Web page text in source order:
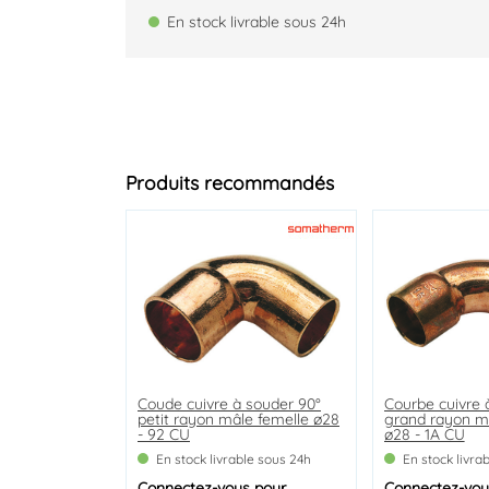
En stock livrable sous 24h
Produits recommandés
Coude cuivre à souder 90°
petit rayon mâle femelle ø28
- 92 CU
En stock livrable sous 24h
Courbe cuivre
grand rayon
ø28 - 1A CU
En stock
Rosace conique hauteur 14
mm
En stock livrable sous 24h
Applique MAL
écrou pour
chromée ø14-
En stock
Coude laiton égal double
femelle 26/34 - 90
En stock livrable sous 24h
Vanne à
20/27 à
En stock